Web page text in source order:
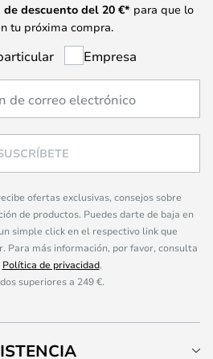
de descuento del 20 €* para que lo
tu próxima compra.
Empresa
ofertas exclusivas, consejos sobre
de productos. Puedes darte de baja en
simple click en el respectivo link que
Para más información, por favor, consulta
Política de privacidad.
superiores a 249 €.